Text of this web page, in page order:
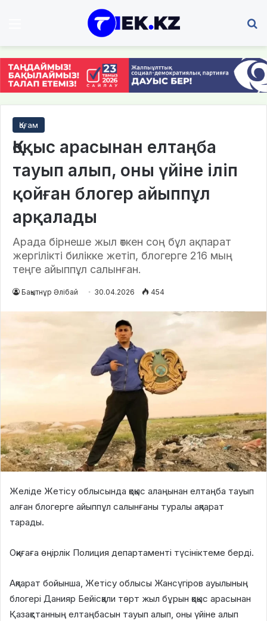
Қоғам
Қоқыс арасынан елтаңба
тауып алып, оны үйіне іліп
қойған блогер айыппұл
арқалады
Арада бірнеше жыл өткен соң бұл ақпарат
жергілікті билікке жетіп, блогерге 216 мың
теңге айыппұл салынған.
Бақытнұр Әлібай 30.04.2026 454
Желіде Жетісу облысында қоқыс алаңынан елтаңба тауып
алған блогерге айыппұл салынғаны туралы ақпарат
тарады.
Оқиғаға өңірлік Полиция департаменті түсініктеме берді.
Ақпарат бойынша, Жетісу облысы Жансүгіров ауылының
блогері Данияр Бейісқали төрт жыл бұрын қоқыс арасынан
Қазақстанның елтаңбасын тауып алып, оны үйіне алып